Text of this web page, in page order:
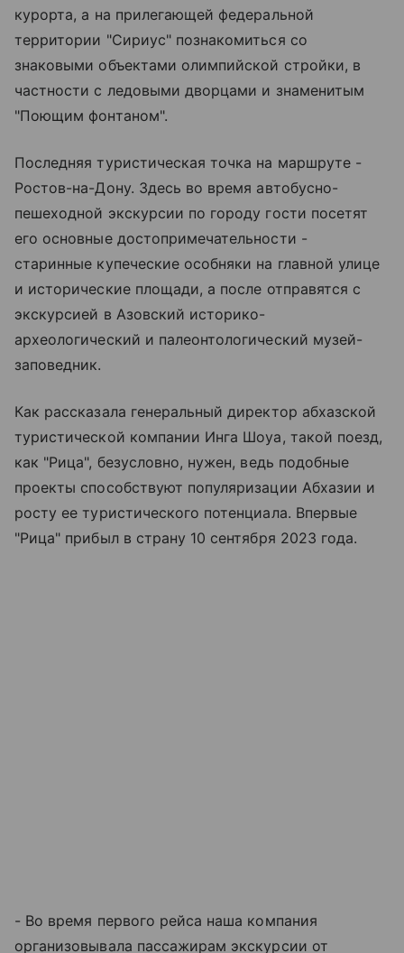
курорта, а на прилегающей федеральной
территории "Сириус" познакомиться со
знаковыми объектами олимпийской стройки, в
частности с ледовыми дворцами и знаменитым
"Поющим фонтаном".
Последняя туристическая точка на маршруте -
Ростов-на-Дону. Здесь во время автобусно-
пешеходной экскурсии по городу гости посетят
его основные достопримечательности -
старинные купеческие особняки на главной улице
и исторические площади, а после отправятся с
экскурсией в Азовский историко-
археологический и палеонтологический музей-
заповедник.
Как рассказала генеральный директор абхазской
туристической компании Инга Шоуа, такой поезд,
как "Рица", безусловно, нужен, ведь подобные
проекты способствуют популяризации Абхазии и
росту ее туристического потенциала. Впервые
"Рица" прибыл в страну 10 сентября 2023 года.
- Во время первого рейса наша компания
организовывала пассажирам экскурсии от